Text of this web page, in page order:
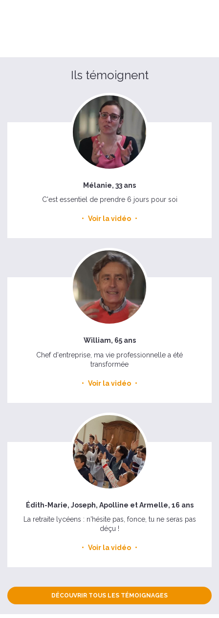
Ils témoignent
Mélanie, 33 ans
C'est essentiel de prendre 6 jours pour soi
Voir la vidéo
William, 65 ans
Chef d'entreprise, ma vie professionnelle a été
transformée
Voir la vidéo
Édith-Marie, Joseph, Apolline et Armelle, 16 ans
La retraite lycéens : n'hésite pas, fonce, tu ne seras pas
déçu !
Voir la vidéo
DÉCOUVRIR TOUS LES TÉMOIGNAGES